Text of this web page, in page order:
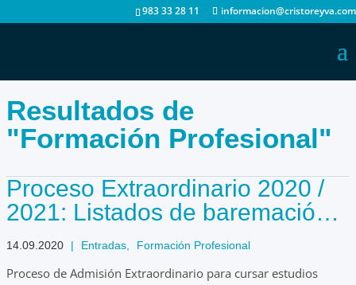
983 33 28 11 informacion@cristoreyva.com
Resultados de
"Formación Profesional"
Proceso Extraordinario 2020 /
2021: Listados de baremación
extraordinaria de septiembre
14.09.2020 | Entradas Formación Profesional
Proceso de Admisión Extraordinario para cursar estudios